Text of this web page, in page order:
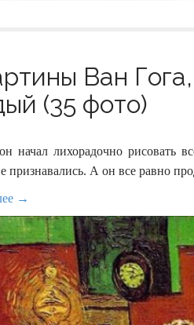
Ван
(35 фото)
начал лихорадочно рисовать
признавались. А он все равно
→